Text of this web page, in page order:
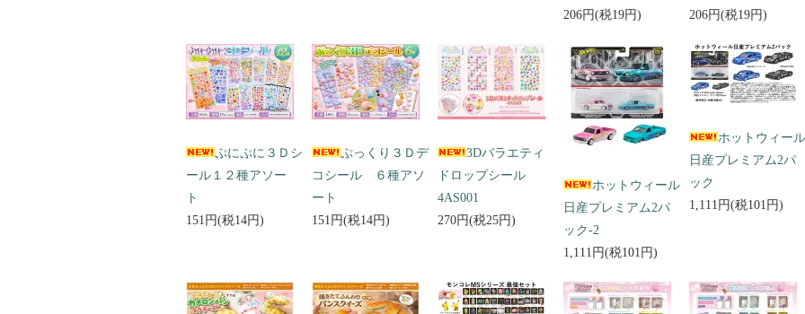
206円(税19円)
206円(税19円)
ぷにぷに３Ｄシ
ール１２種アソー
ト
151円(税14円)
ぷっくり３Ｄデ
コシール ６種アソ
ート
151円(税14円)
3Dバラエティ
ドロップシール
4AS001
270円(税25円)
ホットウィール
日産プレミアム2パ
ック-2
1,111円(税101円)
ホットウィール
日産プレミアム2パ
ック
1,111円(税101円)